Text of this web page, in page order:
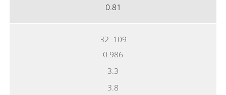
0.81
32–109
0.986
3.3
3.8